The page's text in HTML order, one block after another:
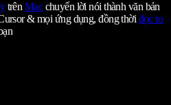
trên Macchuyển lời nói thành văn bản
& mọi ứng dụng, đồng thời đọc to